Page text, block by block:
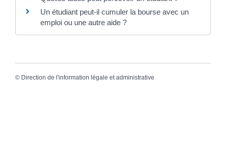
Un étudiant peut-il cumuler la bourse avec un
emploi ou une autre aide ?
© Direction de l'information légale et administrative